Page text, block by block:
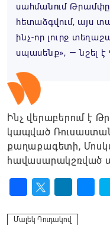
սահմանում
հետաձգվում, այս
ինչ-որ լուրջ
սպասենք», — նշել է
Ինչ վերաբերում է
կապված
քաղաքագետի,
հավասարակշռված
Մալեկ Դուդակով